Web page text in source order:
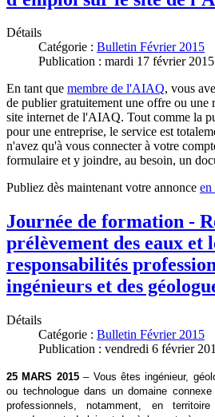
Détails
Catégorie : Bulletin Février 2015
Publication : mardi 17 février
En tant que membre de l'AIAQ, vous
de publier gratuitement une offre ou une
site internet de l'AIAQ. Tout comme la
pour une entreprise, le service est
n'avez qu'à vous connecter à votre
formulaire et y joindre, au besoin, un
Publiez dès maintenant votre annonce en
Journée de formation -
prélèvement des eaux
responsabilités
ingénieurs et des
Détails
Catégorie : Bulletin Février 2015
Publication : vendredi 6 février
25 MARS 2015– Vous êtes ingénieur,
ou technologue dans un domaine
professionnels, notamment, en